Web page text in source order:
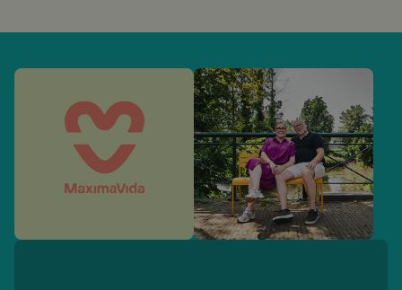
beginnen. Melden Sie Schäden immer vor der Montage.
und Abweichungen von einigen Zentimetern praktisch
ist, dass die Schrauben während der Montage zu fest
angezogen wurden. Wir empfehlen, die Schrauben
zunächst leicht handfest anzuziehen. Sobald alle
Schrauben korrekt an ihrem Platz sind, können Sie sie
gleichmäßig festziehen.